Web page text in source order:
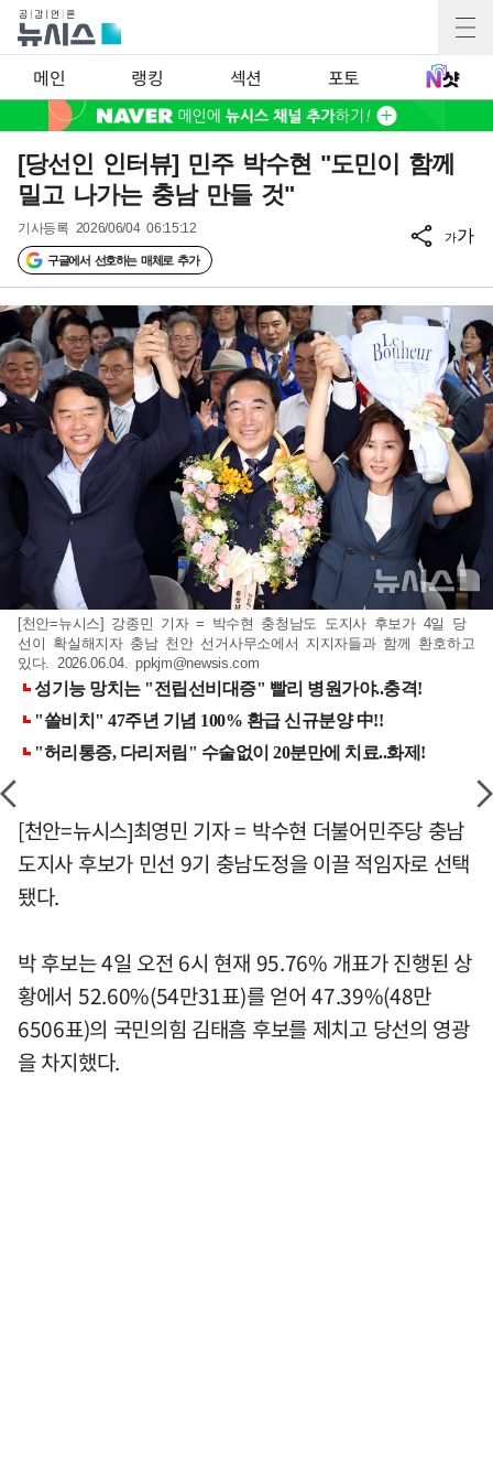
메인 랭킹 섹션 포토
[당선인 인터뷰] 민주 박수현 "도민이 함께
밀고 나가는 충남 만들 것"
기사등록 2026/06/04 06:15:12
구글에서 선호하는 매체로 추가
가가
[천안=뉴시스] 강종민 기자 = 박수현 충청남도 도지사 후보가 4일 당
선이 확실해지자 충남 천안 선거사무소에서 지지자들과 함께 환호하고
있다. 2026.06.04.ppkjm@newsis.com
[천안=뉴시스]최영민 기자 = 박수현 더불어민주당 충남
도지사 후보가 민선 9기 충남도정을 이끌 적임자로 선택
됐다.
박 후보는 4일 오전 6시 현재 95.76% 개표가 진행된 상
황에서 52.60%(54만31표)를 얻어 47.39%(48만
6506표)의 국민의힘 김태흠 후보를 제치고 당선의 영광
을 차지했다.